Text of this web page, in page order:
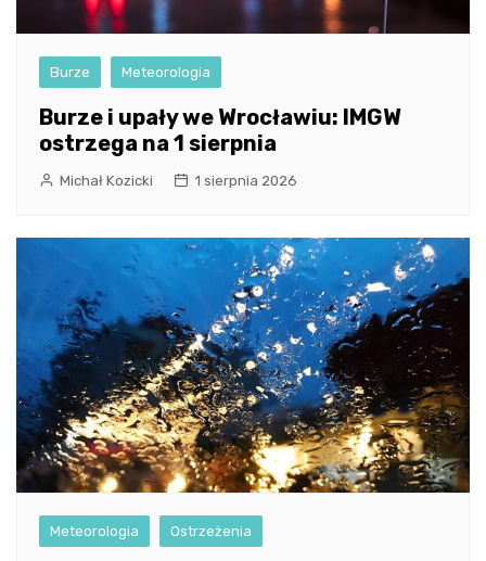
Burze Meteorologia
Burze i upały we Wrocławiu: IMGW
ostrzega na 1 sierpnia
Michał Kozicki 1 sierpnia 2026
Meteorologia Ostrzeżenia